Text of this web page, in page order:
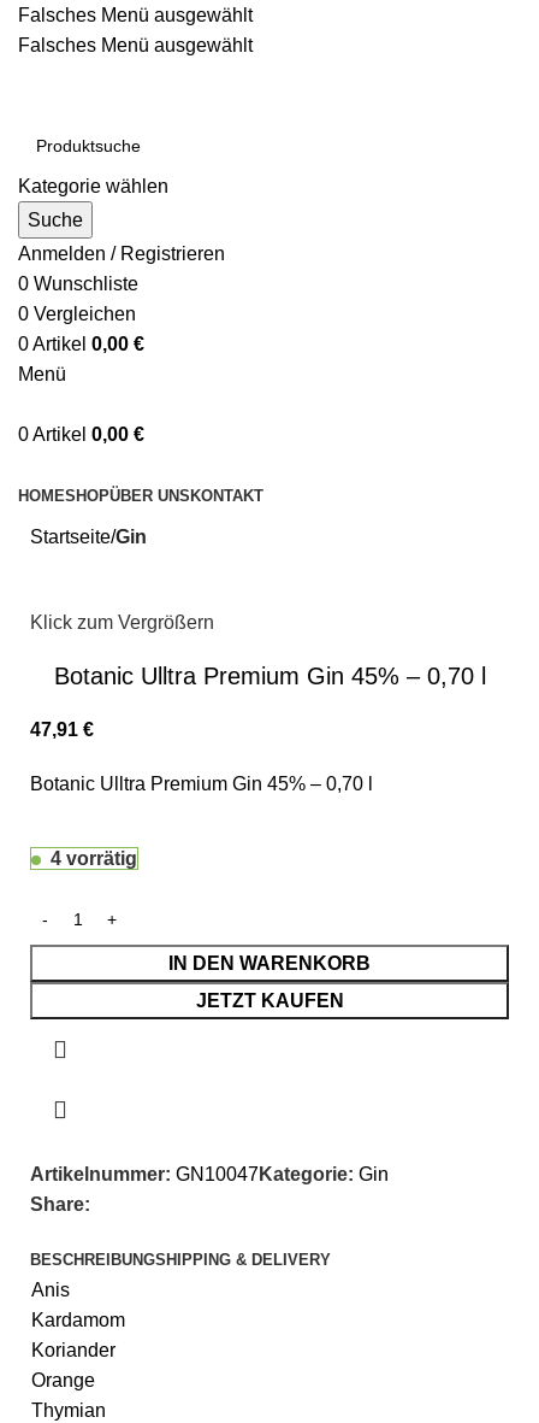
Falsches Menü ausgewählt
Falsches Menü ausgewählt
Kategorie wählen
Suche
Anmelden / Registrieren
0 Wunschliste
0 Vergleichen
0Artikel 0,00 €
Menü
0Artikel 0,00 €
HOMESHOPÜBER UNS KONTAKT
Startseite Gin
Klick zum Vergrößern
Botanic Ulltra Premium Gin 45% – 0,70 l
47,91 €
Botanic Ulltra Premium Gin 45% – 0,70 l
4 vorrätig
IN DEN WARENKORB
JETZT KAUFEN
Artikelnummer: GN10047Kategorie: Gin
Share:
BESCHREIBUNGSHIPPING & DELIVERY
Anis
Kardamom
Koriander
Orange
Thymian